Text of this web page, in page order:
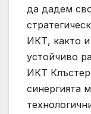
да дадем
ИКТ, както
устойчиво
ИКТ
синергията